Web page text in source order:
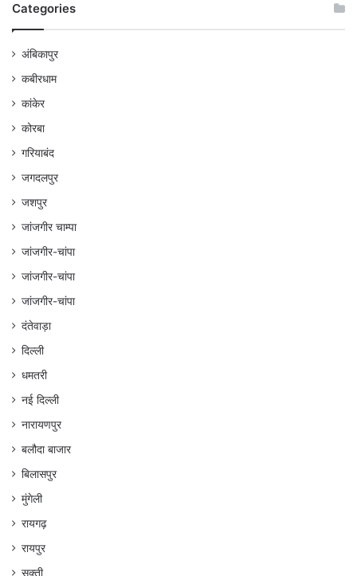
Categories
अंबिकापुर
कबीरधाम
कांकेर
कोरबा
गरियाबंद
जगदलपुर
जशपुर
जांजगीर चाम्पा
जांजगीर-चांपा
जांजगीर-चांपा
जांजगीर-चांपा
दंतेवाड़ा
दिल्ली
धमतरी
नई दिल्ली
नारायणपुर
बलौदा बाजार
बिलासपुर
मुंगेली
रायगढ़
रायपुर
सक्ती